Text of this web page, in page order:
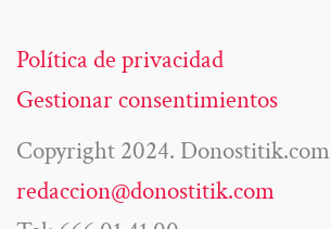
Política de privacidad
Gestionar consentimientos
Copyright 2024. Donostitik.com
redaccion@donostitik.com